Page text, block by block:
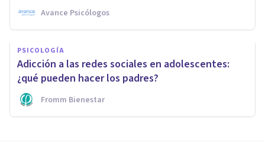
Avance Psicólogos
PSICOLOGÍA
Adicción a las redes sociales en adolescentes:
¿qué pueden hacer los padres?
Fromm Bienestar